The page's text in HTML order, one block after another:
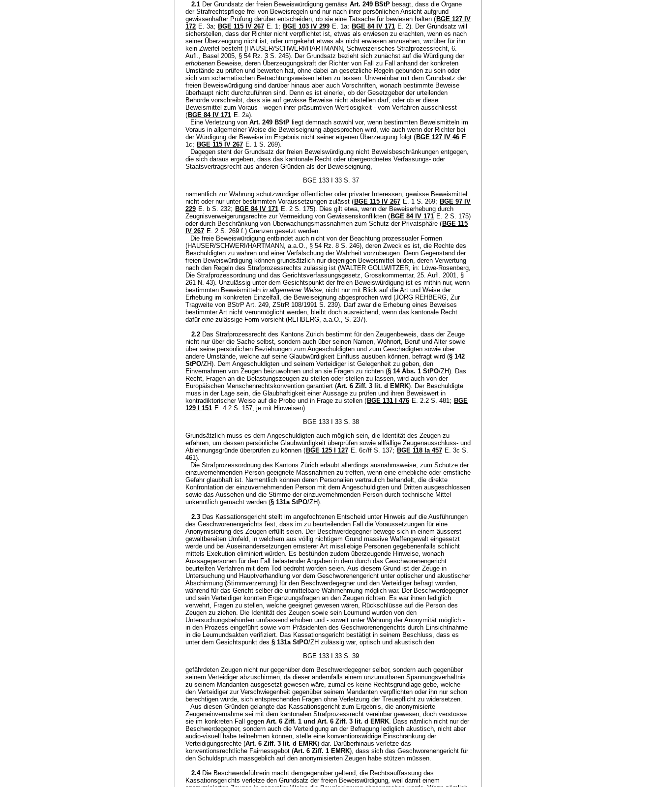
2.1 Der Grundsatz der freien Beweiswürdigung gemäss Art. 249 BStP besagt, dass die Organe
der Strafrechtspflege frei von Beweisregeln und nur nach ihrer persönlichen Ansicht aufgrund
gewissenhafter Prüfung darüber entscheiden, ob sie eine Tatsache für bewiesen halten ( BGE 127 IV
172 E. 3a; BGE 115 IV 267 E. 1; BGE 103 IV 299 E. 1a; BGE 84 IV 171 E. 2). Der Grundsatz will
sicherstellen, dass der Richter nicht verpflichtet ist, etwas als erwiesen zu erachten, wenn es nach
seiner Überzeugung nicht ist, oder umgekehrt etwas als nicht erwiesen anzusehen, worüber für ihn
kein Zweifel besteht (HAUSER/SCHWERI/HARTMANN, Schweizerisches Strafprozessrecht, 6.
Aufl., Basel 2005, § 54 Rz. 3 S. 245). Der Grundsatz bezieht sich zunächst auf die Würdigung der
erhobenen Beweise, deren Überzeugungskraft der Richter von Fall zu Fall anhand der konkreten
Umstände zu prüfen und bewerten hat, ohne dabei an gesetzliche Regeln gebunden zu sein oder
sich von schematischen Betrachtungsweisen leiten zu lassen. Unvereinbar mit dem Grundsatz der
freien Beweiswürdigung sind darüber hinaus aber auch Vorschriften, wonach bestimmte Beweise
überhaupt nicht durchzuführen sind. Denn es ist einerlei, ob der Gesetzgeber der urteilenden
Behörde vorschreibt, dass sie auf gewisse Beweise nicht abstellen darf, oder ob er diese
Beweismittel zum Voraus - wegen ihrer präsumtiven Wertlosigkeit - vom Verfahren ausschliesst
( BGE 84 IV 171 E. 2a).
Eine Verletzung von Art. 249 BStP liegt demnach sowohl vor, wenn bestimmten Beweismitteln im
Voraus in allgemeiner Weise die Beweiseignung abgesprochen wird, wie auch wenn der Richter bei
der Würdigung der Beweise im Ergebnis nicht seiner eigenen Überzeugung folgt ( BGE 127 IV 46 E.
1c; BGE 115 IV 267 E. 1 S. 269).
Dagegen steht der Grundsatz der freien Beweiswürdigung nicht Beweisbeschränkungen entgegen,
die sich daraus ergeben, dass das kantonale Recht oder übergeordnetes Verfassungs- oder
Staatsvertragsrecht aus anderen Gründen als der Beweiseignung,
BGE 133 I 33 S. 37
namentlich zur Wahrung schutzwürdiger öffentlicher oder privater Interessen, gewisse Beweismittel
nicht oder nur unter bestimmten Voraussetzungen zulässt ( BGE 115 IV 267 E. 1 S. 269; BGE 97 IV
229 E. b S. 232; BGE 84 IV 171 E. 2 S. 175). Dies gilt etwa, wenn der Beweiserhebung durch
Zeugnisverweigerungsrechte zur Vermeidung von Gewissenskonflikten ( BGE 84 IV 171 E. 2 S. 175)
oder durch Beschränkung von Überwachungsmassnahmen zum Schutz der Privatsphäre ( BGE 115
IV 267 E. 2 S. 269 f.) Grenzen gesetzt werden.
Die freie Beweiswürdigung entbindet auch nicht von der Beachtung prozessualer Formen
(HAUSER/SCHWERI/HARTMANN, a.a.O., § 54 Rz. 8 S. 246), deren Zweck es ist, die Rechte des
Beschuldigten zu wahren und einer Verfälschung der Wahrheit vorzubeugen. Denn Gegenstand der
freien Beweiswürdigung können grundsätzlich nur diejenigen Beweismittel bilden, deren Verwertung
nach den Regeln des Strafprozessrechts zulässig ist (WALTER GOLLWITZER, in: Löwe-Rosenberg,
Die Strafprozessordnung und das Gerichtsverfassungsgesetz, Grosskommentar, 25. Aufl. 2001, §
261 N. 43). Unzulässig unter dem Gesichtspunkt der freien Beweiswürdigung ist es mithin nur, wenn
bestimmten Beweismitteln in allgemeiner Weise, nicht nur mit Blick auf die Art und Weise der
Erhebung im konkreten Einzelfall, die Beweiseignung abgesprochen wird (JÖRG REHBERG, Zur
Tragweite von BStrP Art. 249, ZStrR 108/1991 S. 239). Darf zwar die Erhebung eines Beweises
bestimmter Art nicht verunmöglicht werden, bleibt doch ausreichend, wenn das kantonale Recht
dafür eine zulässige Form vorsieht (REHBERG, a.a.O., S. 237).
2.2 Das Strafprozessrecht des Kantons Zürich bestimmt für den Zeugenbeweis, dass der Zeuge
nicht nur über die Sache selbst, sondern auch über seinen Namen, Wohnort, Beruf und Alter sowie
über seine persönlichen Beziehungen zum Angeschuldigten und zum Geschädigten sowie über
andere Umstände, welche auf seine Glaubwürdigkeit Einfluss ausüben können, befragt wird (§ 142
StPO/ZH). Dem Angeschuldigten und seinem Verteidiger ist Gelegenheit zu geben, den
Einvernahmen von Zeugen beizuwohnen und an sie Fragen zu richten (§ 14 Abs. 1 StPO/ZH). Das
Recht, Fragen an die Belastungszeugen zu stellen oder stellen zu lassen, wird auch von der
Europäischen Menschenrechtskonvention garantiert (Art. 6 Ziff. 3 lit. d EMRK). Der Beschuldigte
muss in der Lage sein, die Glaubhaftigkeit einer Aussage zu prüfen und ihren Beweiswert in
kontradiktorischer Weise auf die Probe und in Frage zu stellen ( BGE 131 I 476 E. 2.2 S. 481; BGE
129 I 151 E. 4.2 S. 157, je mit Hinweisen).
BGE 133 I 33 S. 38
Grundsätzlich muss es dem Angeschuldigten auch möglich sein, die Identität des Zeugen zu
erfahren, um dessen persönliche Glaubwürdigkeit überprüfen sowie allfällige Zeugenausschluss- und
Ablehnungsgründe überprüfen zu können ( BGE 125 I 127 E. 6c/ff S. 137; BGE 118 Ia 457 E. 3c S.
461).
Die Strafprozessordnung des Kantons Zürich erlaubt allerdings ausnahmsweise, zum Schutze der
einzuvernehmenden Person geeignete Massnahmen zu treffen, wenn eine erhebliche oder ernstliche
Gefahr glaubhaft ist. Namentlich können deren Personalien vertraulich behandelt, die direkte
Konfrontation der einzuvernehmenden Person mit dem Angeschuldigten und Dritten ausgeschlossen
sowie das Aussehen und die Stimme der einzuvernehmenden Person durch technische Mittel
unkenntlich gemacht werden (§ 131a StPO/ZH).
2.3 Das Kassationsgericht stellt im angefochtenen Entscheid unter Hinweis auf die Ausführungen
des Geschworenengerichts fest, dass im zu beurteilenden Fall die Voraussetzungen für eine
Anonymisierung des Zeugen erfüllt seien. Der Beschwerdegegner bewege sich in einem äusserst
gewaltbereiten Umfeld, in welchem aus völlig nichtigem Grund massive Waffengewalt eingesetzt
werde und bei Auseinandersetzungen ernsterer Art missliebige Personen gegebenenfalls schlicht
mittels Exekution eliminiert würden. Es bestünden zudem überzeugende Hinweise, wonach
Aussagepersonen für den Fall belastender Angaben in dem durch das Geschworenengericht
beurteilten Verfahren mit dem Tod bedroht worden seien. Aus diesem Grund ist der Zeuge in
Untersuchung und Hauptverhandlung vor dem Geschworenengericht unter optischer und akustischer
Abschirmung (Stimmverzerrung) für den Beschwerdegegner und den Verteidiger befragt worden,
während für das Gericht selber die unmittelbare Wahrnehmung möglich war. Der Beschwerdegegner
und sein Verteidiger konnten Ergänzungsfragen an den Zeugen richten. Es war ihnen lediglich
verwehrt, Fragen zu stellen, welche geeignet gewesen wären, Rückschlüsse auf die Person des
Zeugen zu ziehen. Die Identität des Zeugen sowie sein Leumund wurden von den
Untersuchungsbehörden umfassend erhoben und - soweit unter Wahrung der Anonymität möglich -
in den Prozess eingeführt sowie vom Präsidenten des Geschworenengerichts durch Einsichtnahme
in die Leumundsakten verifiziert. Das Kassationsgericht bestätigt in seinem Beschluss, dass es
unter dem Gesichtspunkt des § 131a StPO/ZH zulässig war, optisch und akustisch den
BGE 133 I 33 S. 39
gefährdeten Zeugen nicht nur gegenüber dem Beschwerdegegner selber, sondern auch gegenüber
seinem Verteidiger abzuschirmen, da dieser andernfalls einem unzumutbaren Spannungsverhältnis
zu seinem Mandanten ausgesetzt gewesen wäre, zumal es keine Rechtsgrundlage gebe, welche
den Verteidiger zur Verschwiegenheit gegenüber seinem Mandanten verpflichten oder ihn nur schon
berechtigen würde, sich entsprechenden Fragen ohne Verletzung der Treuepflicht zu widersetzen.
Aus diesen Gründen gelangte das Kassationsgericht zum Ergebnis, die anonymisierte
Zeugeneinvernahme sei mit dem kantonalen Strafprozessrecht vereinbar gewesen, doch verstosse
sie im konkreten Fall gegen Art. 6 Ziff. 1 und Art. 6 Ziff. 3 lit. d EMRK. Dass nämlich nicht nur der
Beschwerdegegner, sondern auch die Verteidigung an der Befragung lediglich akustisch, nicht aber
audio-visuell habe teilnehmen können, stelle eine konventionswidrige Einschränkung der
Verteidigungsrechte (Art. 6 Ziff. 3 lit. d EMRK) dar. Darüberhinaus verletze das
konventionsrechtliche Fairnessgebot (Art. 6 Ziff. 1 EMRK), dass sich das Geschworenengericht für
den Schuldspruch massgeblich auf den anonymisierten Zeugen habe stützen müssen.
2.4 Die Beschwerdeführerin macht demgegenüber geltend, die Rechtsauffassung des
Kassationsgerichts verletze den Grundsatz der freien Beweiswürdigung, weil damit einem